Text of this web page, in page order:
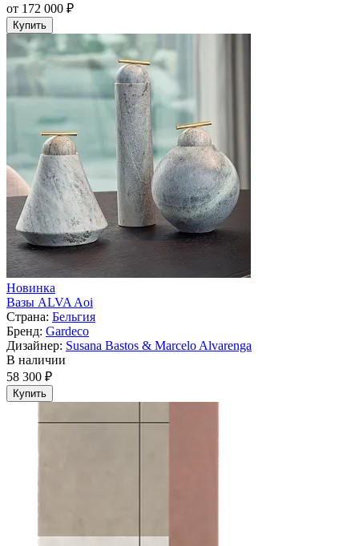
от 172 000 ₽
Купить
Новинка
Вазы ALVA Aoi
Страна: Бельгия
Бренд: Gardeco
Дизайнер: Susana Bastos & Marcelo Alvarenga
В наличии
58 300 ₽
Купить